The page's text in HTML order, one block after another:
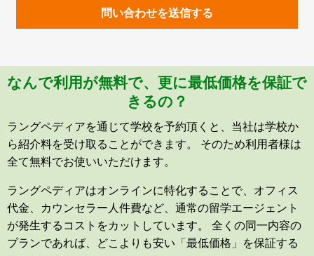
問い合わせを送信する
なんで利用が無料で、更に最低価格を保証で
きるの？
ラングペディアを通じて学校を予約頂くと、当社は学校か
ら紹介料を受け取ることができます。 そのため利用者様は
全て無料でお使いいただけます。
ラングペディアはオンラインに特化することで、オフィス
代金、カウンセラー人件費など、通常の留学エージェント
が発生するコストをカットしています。 全くの同一内容の
プランであれば、どこよりも安い「最低価格」を保証する